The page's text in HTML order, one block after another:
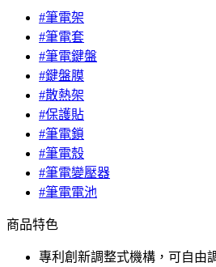
#筆電架
#筆電套
#筆電鍵盤
#鍵盤膜
#散熱架
#保護貼
#筆電鎖
#筆電殼
#筆電變壓器
#筆電電池
商品特色
專利創新調整式機構，可自由